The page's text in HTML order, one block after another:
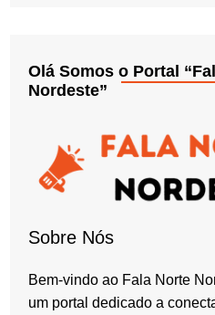
Olá Somos o Portal
Nordeste”
Sobre Nós
Bem-vindo ao Fala Norte
um portal dedicado a